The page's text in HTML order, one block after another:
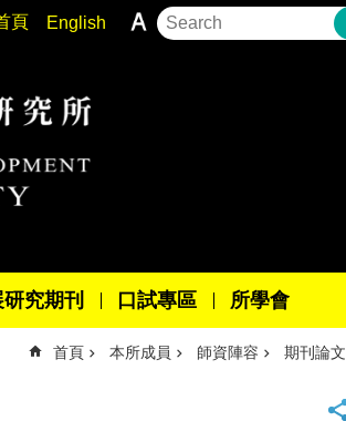
頁 English
究期刊 口試專區 所學會
首頁 本所成員 師資陣容 期刊論文